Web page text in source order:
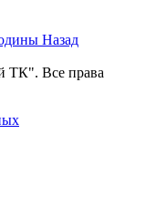
Назад
ТК". Все права